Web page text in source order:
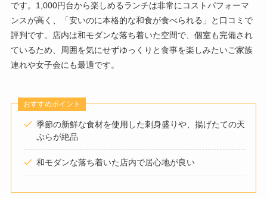
です。1,000円台から楽しめるランチは非常にコストパフォーマ
ンスが高く、「安いのに本格的な和食が食べられる」と口コミで
評判です。店内は和モダンな落ち着いた空間で、個室も完備され
ているため、周囲を気にせずゆっくりと食事を楽しみたいご家族
連れや女子会にも最適です。
おすすめポイント
季節の新鮮な食材を使用した刺身盛りや、揚げたての天
ぷらが絶品
和モダンな落ち着いた店内で居心地が良い